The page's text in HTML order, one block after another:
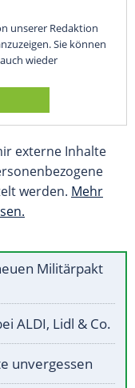
unserer Redaktion
Sie können
wieder
externe Inhalte
werden. Mehr
Militärpakt
ALDI, Lidl & Co.
unvergessen